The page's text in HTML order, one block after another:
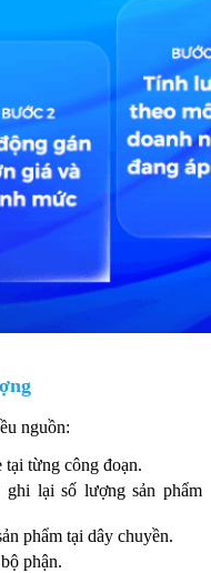
nguồn:
tại từng công đoạn.
lại số lượng sản phẩm
phẩm tại dây chuyền.
phận.